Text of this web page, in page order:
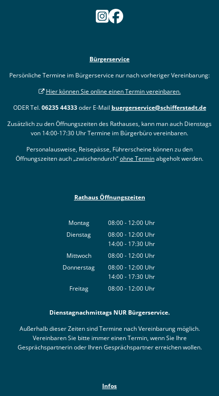
Bürgerservice
Persönliche Termine im Bürgerservice nur nach vorheriger Vereinbarung:
Hier können Sie online einen Termin vereinbaren.
ODER Tel.06235 44333oder E-Mail buergerservice@schifferstadt.de
Zusätzlich zu den Öffnungszeiten des Rathauses, kann man auch Dienstags
von 14:00-17:30 Uhr Termine im Bürgerbüro vereinbaren.
Personalausweise, Reisepässe, Führerscheine können zu den
Öffnungszeiten auch „zwischendurch“ohne Terminabgeholt werden.
Rathaus Öffnungszeiten
Montag 08:00- 12:00 Uhr
Von 08:00 bis 12:00 Uhr
Dienstag 08:00- 12:00 Uhr
Von 08:00 bis 12:00 Uhr
14:00- 17:30 Uhr
Von 14:00 bis 17:30 Uhr
Mittwoch 08:00- 12:00 Uhr
Von 08:00 bis 12:00 Uhr
Donnerstag 08:00- 12:00 Uhr
Von 08:00 bis 12:00 Uhr
14:00- 17:30 Uhr
Von 14:00 bis 17:30 Uhr
Freitag 08:00- 12:00 Uhr
Dienstagnachmittags NUR Bürgerservice.
Außerhalb dieser Zeiten sind Termine nach Vereinbarung möglich.
Vereinbaren Sie bitte immer einen Termin, wenn Sie Ihre
Gesprächspartnerin oder Ihren Gesprächspartner erreichen wollen.
Infos